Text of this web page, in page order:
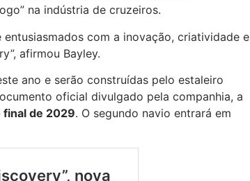
na indústria de cruzeiros.
com a inovação, criatividade e
afirmou Bayley.
ano e serão construídas pelo estaleiro
oficial divulgado pela companhia, a
final de 2029. O segundo navio entrará em